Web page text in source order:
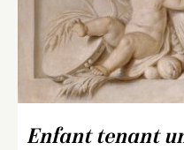
Enfant tenant